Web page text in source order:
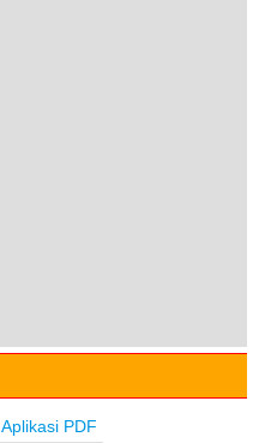
Aplikasi PDF